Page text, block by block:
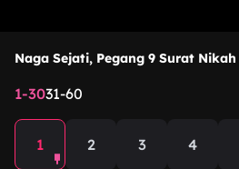
Naga Sejati, Pegang 9 Surat Nikah
1-3031-60
1 2 3 4